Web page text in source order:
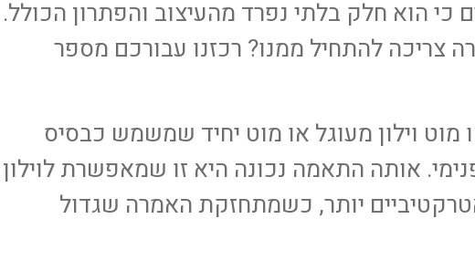
כי הוא חלק בלתי נפרד מהעיצוב והפתרון הכולל.
צריכה להתחיל ממנו? רכזנו עבורכם מספר
מוט וילון מעוגל או מוט יחיד שמשמש כבסיס
אותה התאמה נכונה היא זו שמאפשרת לוילון
יותר, כשמתחזקת האמרה שגדול